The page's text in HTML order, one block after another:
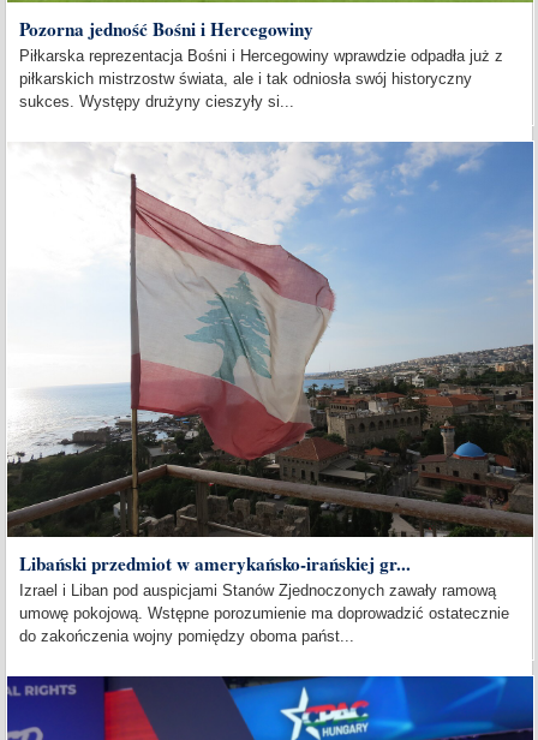
Pozorna jedność Bośni i Hercegowiny
Piłkarska reprezentacja Bośni i Hercegowiny wprawdzie odpadła już z
piłkarskich mistrzostw świata, ale i tak odniosła swój historyczny
sukces. Występy drużyny cieszyły si...
Libański przedmiot w amerykańsko-irańskiej gr...
Izrael i Liban pod auspicjami Stanów Zjednoczonych zawały ramową
umowę pokojową. Wstępne porozumienie ma doprowadzić ostatecznie
do zakończenia wojny pomiędzy oboma państ...